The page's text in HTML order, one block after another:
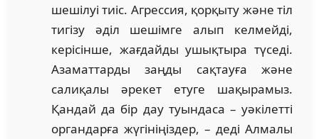
шешілуі тиіс. Агрессия, қорқыту және тіл
тигізу әділ шешімге алып келмейді,
керісінше, жағдайды ушықтыра түседі.
Азаматтарды заңды сақтауға және
салиқалы әрекет етуге шақырамыз.
Қандай да бір дау туындаса – уәкілетті
органдарға жүгініңіздер, – деді Алмалы